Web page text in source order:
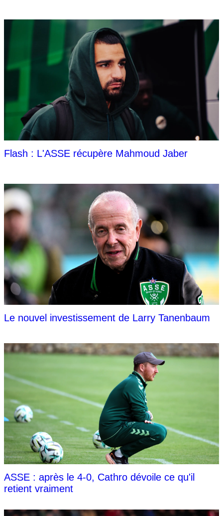
Flash : L'ASSE récupère Mahmoud Jaber
Le nouvel investissement de Larry Tanenbaum
ASSE : après le 4-0, Cathro dévoile ce qu'il
retient vraiment